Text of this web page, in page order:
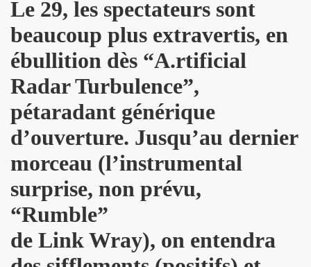
Le 29, les spectateurs sont
beaucoup plus extravertis, en
ébullition dès “A.rtificial
Radar Turbulence”,
pétaradant générique
d’ouverture. Jusqu’au dernier
morceau (l’instrumental
surprise, non prévu,
“Rumble”
de Link Wray), on entendra
(2015) : chronique detaillee.
le 4 mai 2015 au PALAIS DES SPORTS (Paris) :
le 3 avril 2015 a LA BOULE NOIRE (Paris) : compte
plus pour Dieu") + BENJAMIN SCHOOS ("Beau
"Hommage a PASCAL BORNE" (guitariste de
Dietrich et Marilyn Monroe) dans les "MUGLER
dans le journal "CANDY" n°8 (hiver 2014 2015).
cinq minutes, j'suis prete !" et "Redevenir modeste") :
man show "2") le 4 janvier 2015 au THEATRE DEJAZET